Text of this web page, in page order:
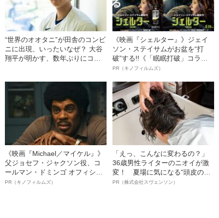
“世界のオオタニ”が田舎のコンビ
ニに出現、いったいなぜ？ 大谷
翔平が明かす、数年ぶりにコン
《映画『シェルター』》ジェイ
ソン・ステイサムがお盆を“打
破”する!!《「眠眠打破」コラ
ボ》
PR（キノフィルムズ）
《映画『Michael／マイケル』》
父ジョセフ・ジャクソン役、コ
ールマン・ドミンゴ オフィシャ
ルインタビュー“観客を魅了した
PR（キノフィルムズ）
「えっ、こんなに変わるの？」
36歳男性ライターのニオイが激
変！ 夏場に気になる“頭皮のニ
オイ”や“ベタつき”を解消す
PR（株式会社スヴェンソン）